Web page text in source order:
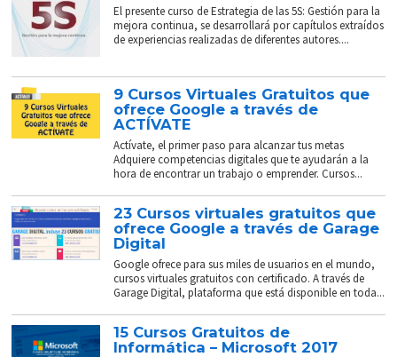
El presente curso de Estrategia de las 5S: Gestión para la
mejora continua, se desarrollará por capítulos extraídos
de experiencias realizadas de diferentes autores....
9 Cursos Virtuales Gratuitos que
ofrece Google a través de
ACTÍVATE
Actívate, el primer paso para alcanzar tus metas
Adquiere competencias digitales que te ayudarán a la
hora de encontrar un trabajo o emprender. Cursos...
23 Cursos virtuales gratuitos que
ofrece Google a través de Garage
Digital
Google ofrece para sus miles de usuarios en el mundo,
cursos virtuales gratuitos con certificado. A través de
Garage Digital, plataforma que está disponible en toda...
15 Cursos Gratuitos de
Informática – Microsoft 2017